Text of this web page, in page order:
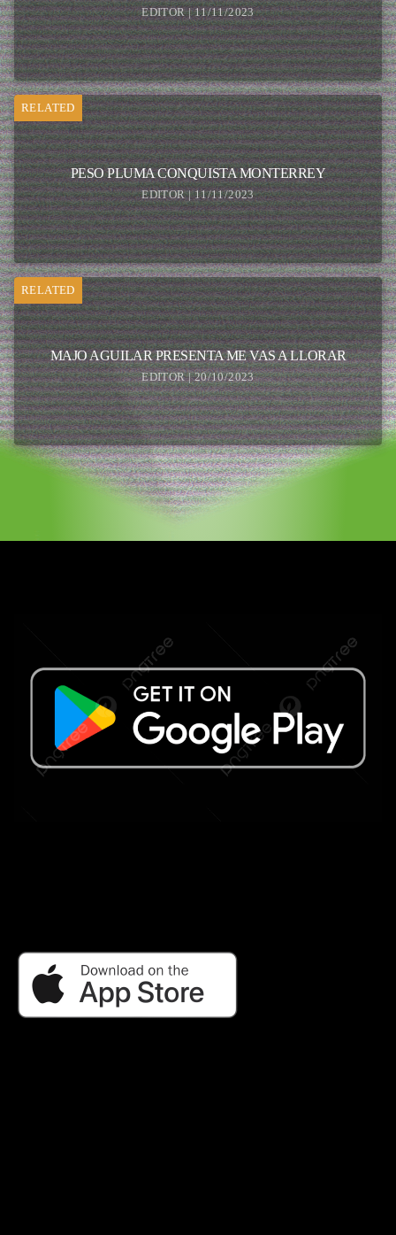
EDITOR | 11/11/2023
RELATED
PESO PLUMA CONQUISTA MONTERREY
EDITOR | 11/11/2023
RELATED
MAJO AGUILAR PRESENTA ME VAS A LLORAR
EDITOR | 20/10/2023